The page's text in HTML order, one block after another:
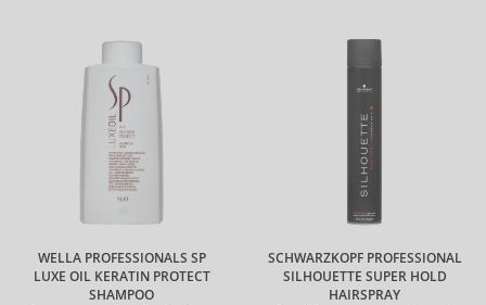
WELLA PROFESSIONALS SP
LUXE OIL KERATIN PROTECT
SHAMPOO
SCHWARZKOPF PROFESSIONAL
SILHOUETTE SUPER HOLD
HAIRSPRAY